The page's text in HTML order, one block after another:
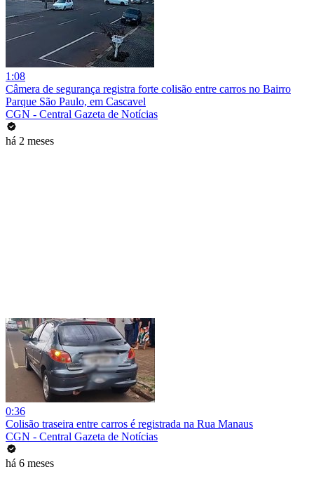
1:08
Câmera de segurança registra forte colisão entre carros no Bairro
Parque São Paulo, em Cascavel
CGN - Central Gazeta de Notícias
há 2 meses
0:36
Colisão traseira entre carros é registrada na Rua Manaus
CGN - Central Gazeta de Notícias
há 6 meses